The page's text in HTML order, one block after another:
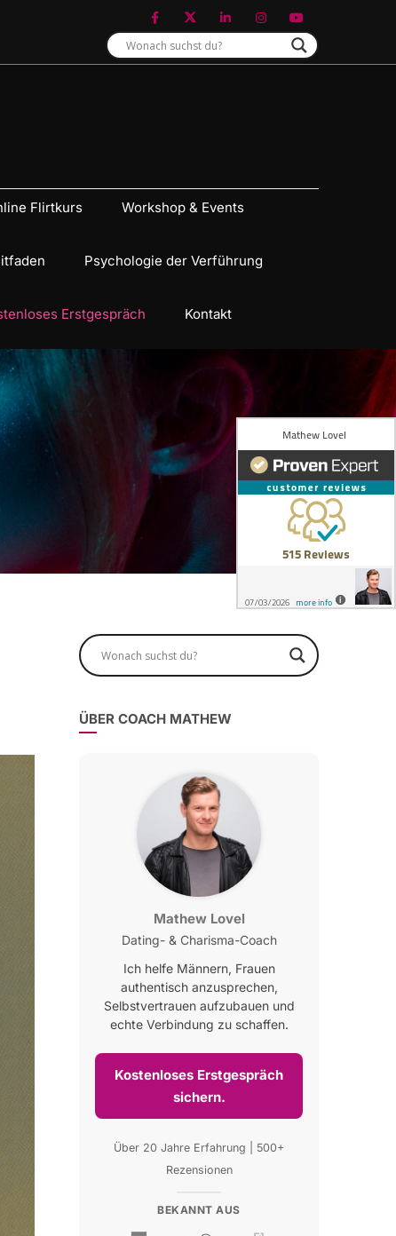
Flirtkurs Workshop & Events
Psychologie der Verführung
Erstgespräch Kontakt
ÜBER COACH MATHEW
Mathew Lovel
Dating- & Charisma-Coach
Ich helfe Männern, Frauen
authentisch anzusprechen,
Selbstvertrauen aufzubauen und
echte Verbindung zu schaffen.
Kostenloses Erstgespräch
sichern.
Über 20 Jahre Erfahrung | 500+
Rezensionen
BEKANNT AUS